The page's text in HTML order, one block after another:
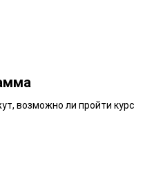
возможно ли пройти курс